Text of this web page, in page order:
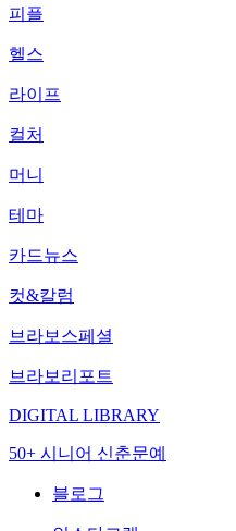
피플
헬스
라이프
컬처
머니
테마
카드뉴스
컷&칼럼
브라보스페셜
브라보리포트
DIGITAL LIBRARY
50+ 시니어 신춘문예
블로그